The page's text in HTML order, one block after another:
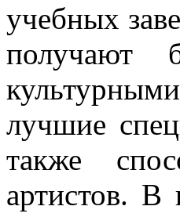
учебных
получают
лучшие
так­же
артистов. В